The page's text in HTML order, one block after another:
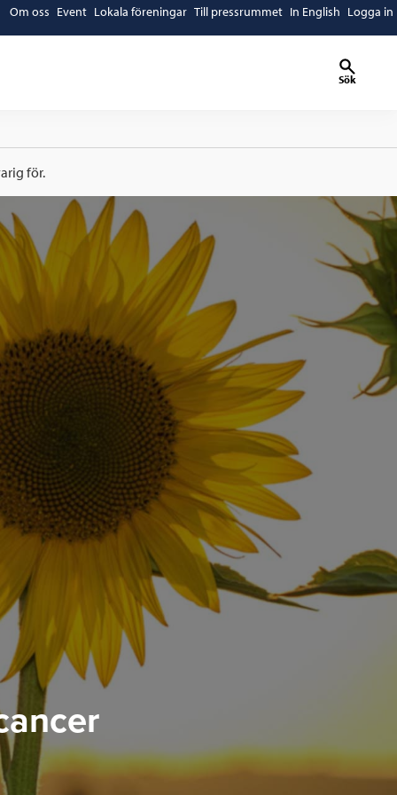
Om oss Event Lokala föreningar Till pressrummet In English Logga in
Sök
för.